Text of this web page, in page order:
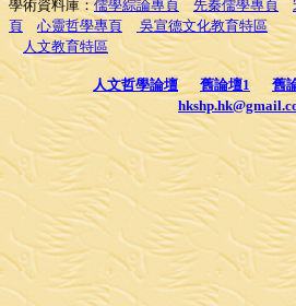
學術資料庫：儒學綜論專頁 先秦儒學專頁
頁
心靈哲學專頁
吳宣德文化教育特區
人文教育特區
人文哲學論壇 舊論壇1 舊